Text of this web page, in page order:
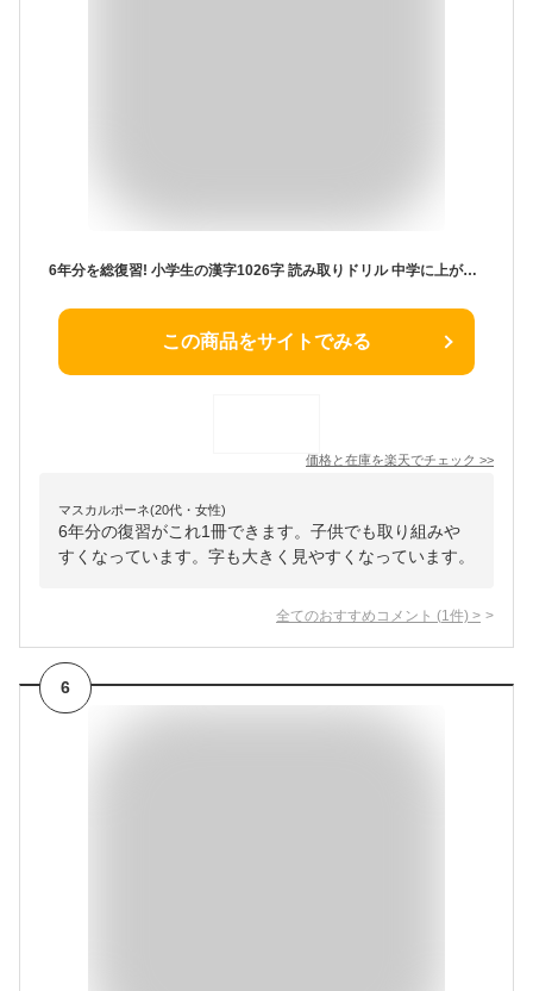
6年分を総復習! 小学生の漢字1026字 読み取りドリル 中学に上がる前に完全マスター [ 子ども学力向上研究会 ]
この商品をサイトでみる
価格と在庫を楽天でチェック >>
マスカルポーネ(20代・女性)
6年分の復習がこれ1冊できます。子供でも取り組みや
すくなっています。字も大きく見やすくなっています。
全てのおすすめコメント (1 件) >
6